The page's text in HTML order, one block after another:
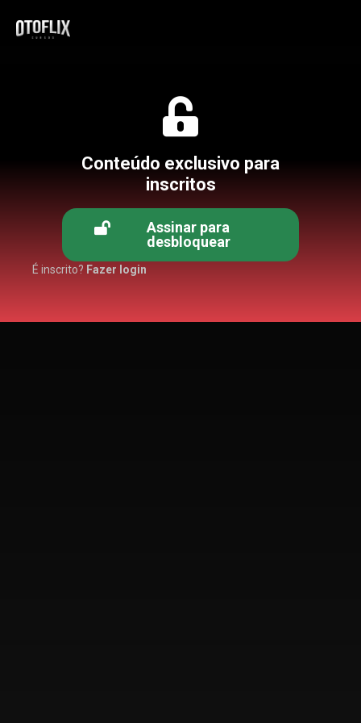
Conteúdo exclusivo para
inscritos
Assinar para
desbloquear
É inscrito? Fazer login